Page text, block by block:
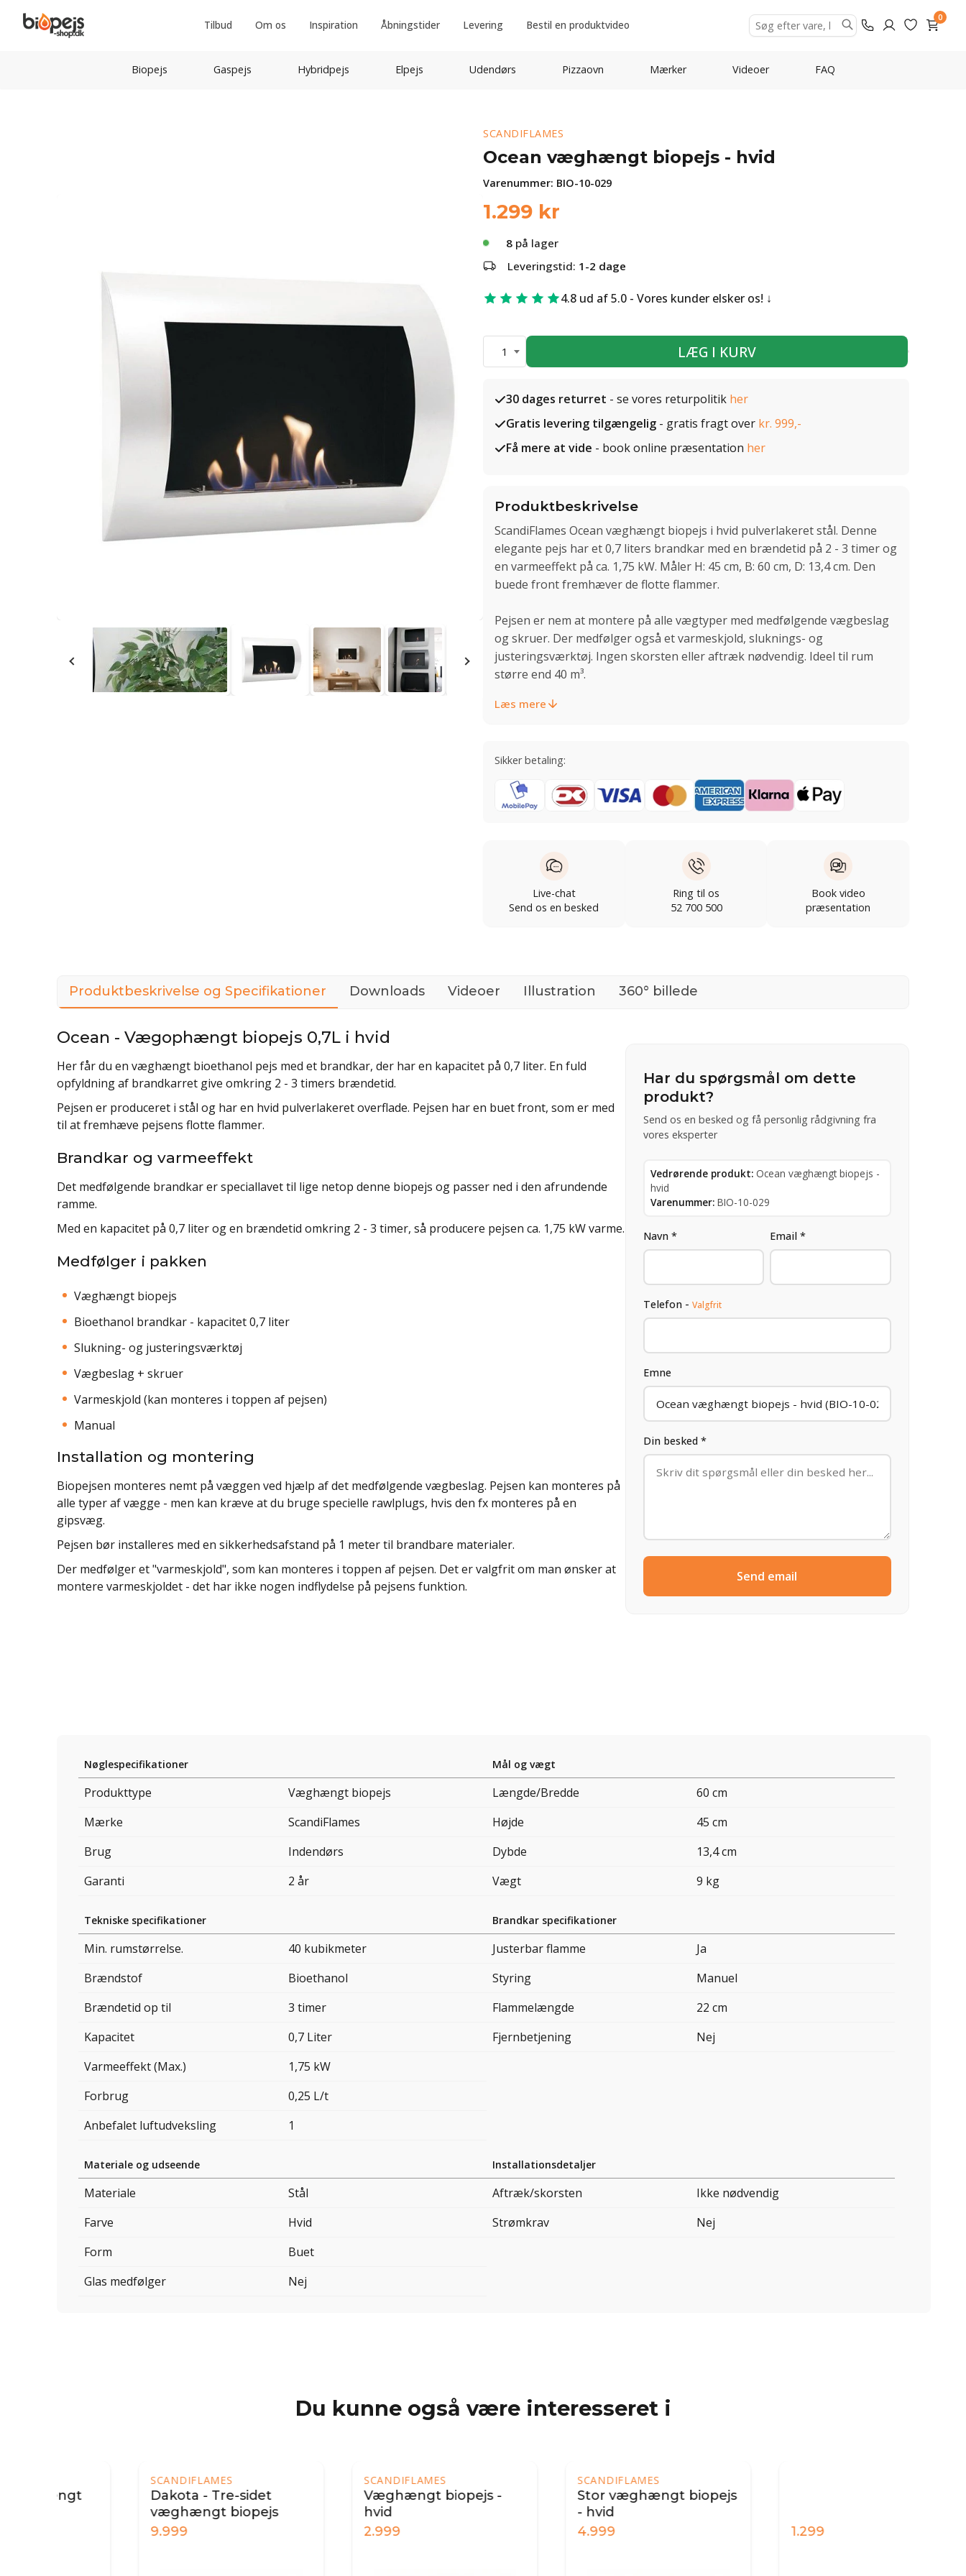
Tilbud Om os Inspiration Åbningstider Levering Bestil en produktvideo
0
Biopejs Gaspejs Hybridpejs Elpejs Udendørs Pizzaovn Mærker Videoer FAQ
SCANDIFLAMES
Ocean væghængt biopejs - hvid
Varenummer: BIO-10-029
1.299 kr
8 på lager
Leveringstid: 1-2 dage
4.8 ud af 5.0 - Vores kunder elsker os!
1 LÆG I KURV
30 dages returret - se vores returpolitik her
Gratis levering tilgængelig - gratis fragt over kr. 999,-
Få mere at vide - book online præsentation her
Produktbeskrivelse
ScandiFlames Ocean væghængt biopejs i hvid pulverlakeret stål. Denne
elegante pejs har et 0,7 liters brandkar med en brændetid på 2 - 3 timer og
en varmeeffekt på ca. 1,75 kW. Måler H: 45 cm, B: 60 cm, D: 13,4 cm. Den
buede front fremhæver de flotte flammer.
Pejsen er nem at montere på alle vægtyper med medfølgende vægbeslag
og skruer. Der medfølger også et varmeskjold, sluknings- og
justeringsværktøj. Ingen skorsten eller aftræk nødvendig. Ideel til rum
større end 40 m³.
Læs mere
Sikker betaling:
Live-chat
Send os en besked
Ring til os
52 700 500
Book video
præsentation
Produktbeskrivelse og Specifikationer Downloads Videoer Illustration 360° billede
Ocean - Vægophængt biopejs 0,7L i hvid
Her får du en væghængt bioethanol pejs med et brandkar, der har en kapacitet på 0,7 liter. En fuld
opfyldning af brandkarret give omkring 2 - 3 timers brændetid.
Pejsen er produceret i stål og har en hvid pulverlakeret overflade. Pejsen har en buet front, som er med
til at fremhæve pejsens flotte flammer.
Brandkar og varmeeffekt
Det medfølgende brandkar er speciallavet til lige netop denne biopejs og passer ned i den afrundende
ramme.
Med en kapacitet på 0,7 liter og en brændetid omkring 2 - 3 timer, så producere pejsen ca. 1,75 kW varme.
Medfølger i pakken
Væghængt biopejs
Bioethanol brandkar - kapacitet 0,7 liter
Slukning- og justeringsværktøj
Vægbeslag + skruer
Varmeskjold (kan monteres i toppen af pejsen)
Manual
Installation og montering
Biopejsen monteres nemt på væggen ved hjælp af det medfølgende vægbeslag. Pejsen kan monteres på
alle typer af vægge - men kan kræve at du bruge specielle rawlplugs, hvis den fx monteres på en
gipsvæg.
Pejsen bør installeres med en sikkerhedsafstand på 1 meter til brandbare materialer.
Der medfølger et "varmeskjold", som kan monteres i toppen af pejsen. Det er valgfrit om man ønsker at
montere varmeskjoldet - det har ikke nogen indflydelse på pejsens funktion.
Har du spørgsmål om dette
produkt?
Send os en besked og få personlig rådgivning fra
vores eksperter
Vedrørende produkt: Ocean væghængt biopejs -
hvid
Varenummer: BIO-10-029
Navn * Email *
Telefon - Valgfrit
Emne
Din besked *
Send email
Nøglespecifikationer
Produkttype
Væghængt biopejs
Mærke
ScandiFlames
Brug
Indendørs
Garanti
2 år
Mål og vægt
Længde/Bredde
60 cm
Højde
45 cm
Dybde
13,4 cm
Vægt
9 kg
Tekniske specifikationer
Min. rumstørrelse.
40 kubikmeter
Brændstof
Bioethanol
Brændetid op til
3 timer
Kapacitet
0,7 Liter
Varmeeffekt (Max.)
1,75 kW
Forbrug
0,25 L/t
Anbefalet luftudveksling
1
Brandkar specifikationer
Justerbar flamme
Ja
Styring
Manuel
Flammelængde
22 cm
Fjernbetjening
Nej
Materiale og udseende
Materiale
Stål
Farve
Hvid
Form
Buet
Glas medfølger
Nej
Installationsdetaljer
Aftræk/skorsten
Ikke nødvendig
Strømkrav
Nej
Du kunne også være interesseret i
SCANDIFLAMES
Dakota - Tre-sidet
væghængt biopejs
SCANDIFLAMES
Væghængt biopejs -
SCANDIFLAMES
Stor væghængt biopejs